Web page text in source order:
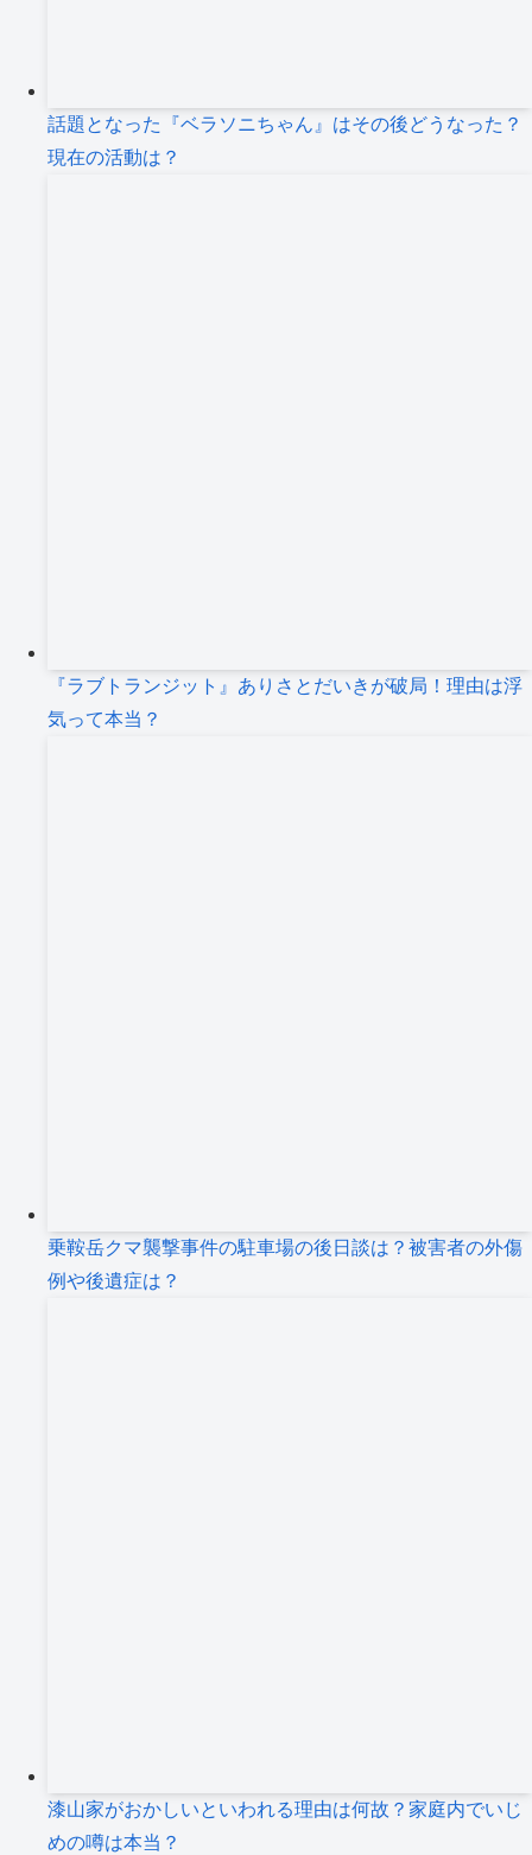
話題となった『ベラソニちゃん』はその後どうなった？
現在の活動は？
『ラブトランジット』ありさとだいきが破局！理由は浮
気って本当？
乗鞍岳クマ襲撃事件の駐車場の後日談は？被害者の外傷
例や後遺症は？
漆山家がおかしいといわれる理由は何故？家庭内でいじ
めの噂は本当？